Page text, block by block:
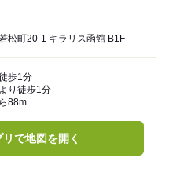
松町20-1 キラリス函館 B1F
歩1分
り徒歩1分
88m
で地図を開く